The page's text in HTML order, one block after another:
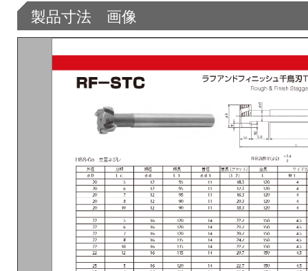
製品寸法 画像